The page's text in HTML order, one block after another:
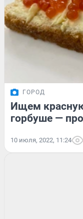
ГОРОД
Ищем
горбуше —
10 июля, 2022, 11:24